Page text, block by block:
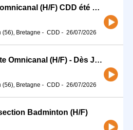
Conseiller.e vente omnicanal (H/F) CDD été 2026
(56), Bretagne - CDD - 26/07/2026
Conseiller-ère Vente Omnicanal (H/F) - Dès Juillet jusqu'à Septembre CYCLE
(56), Bretagne - CDD - 26/07/2026
Badminton (H/F)